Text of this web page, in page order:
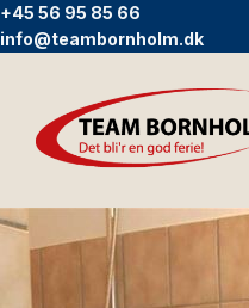
+45 56 95 85 66
info@teambornholm.dk